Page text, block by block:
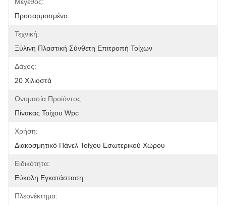
Προσαρμοσμένο
Τεχνική:
Ξύλινη Πλαστική Σύνθετη Επιτροπή Τοίχων
Δάχος:
20 Χιλιοστά
Ονομασία Προϊόντος:
Πίνακας Τοίχου Wpc
Χρήση:
Διακοσμητικό Πάνελ Τοίχου Εσωτερικού Χώρου
Ειδικότητα:
Εύκολη Εγκατάσταση
Πλεονέκτημα: